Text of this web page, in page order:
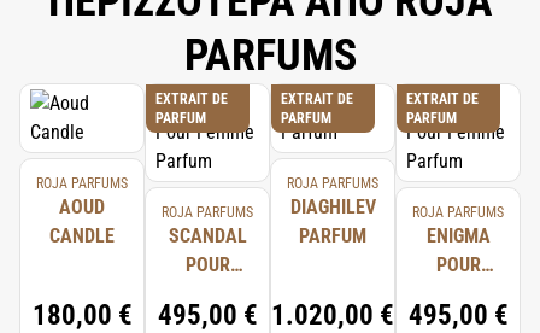
PARFUMS
ROJA PARFUMS
AOUD
CANDLE
180,00 €
EXTRAIT DE
PARFUM
ROJA PARFUMS
SCANDAL
POUR
PARFUM
495,00 €
EXTRAIT DE
PARFUM
ROJA PARFUMS
DIAGHILEV
PARFUM
1.020,00 €
EXTRAIT DE
PARFUM
ROJA PARFUMS
ENIGMA
POUR
PARFUM
495,00 €